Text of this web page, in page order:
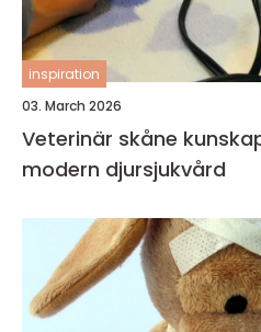
inspiration
03. March 2026
Veterinär skåne kunskap, trygghet och
modern djursjukvård